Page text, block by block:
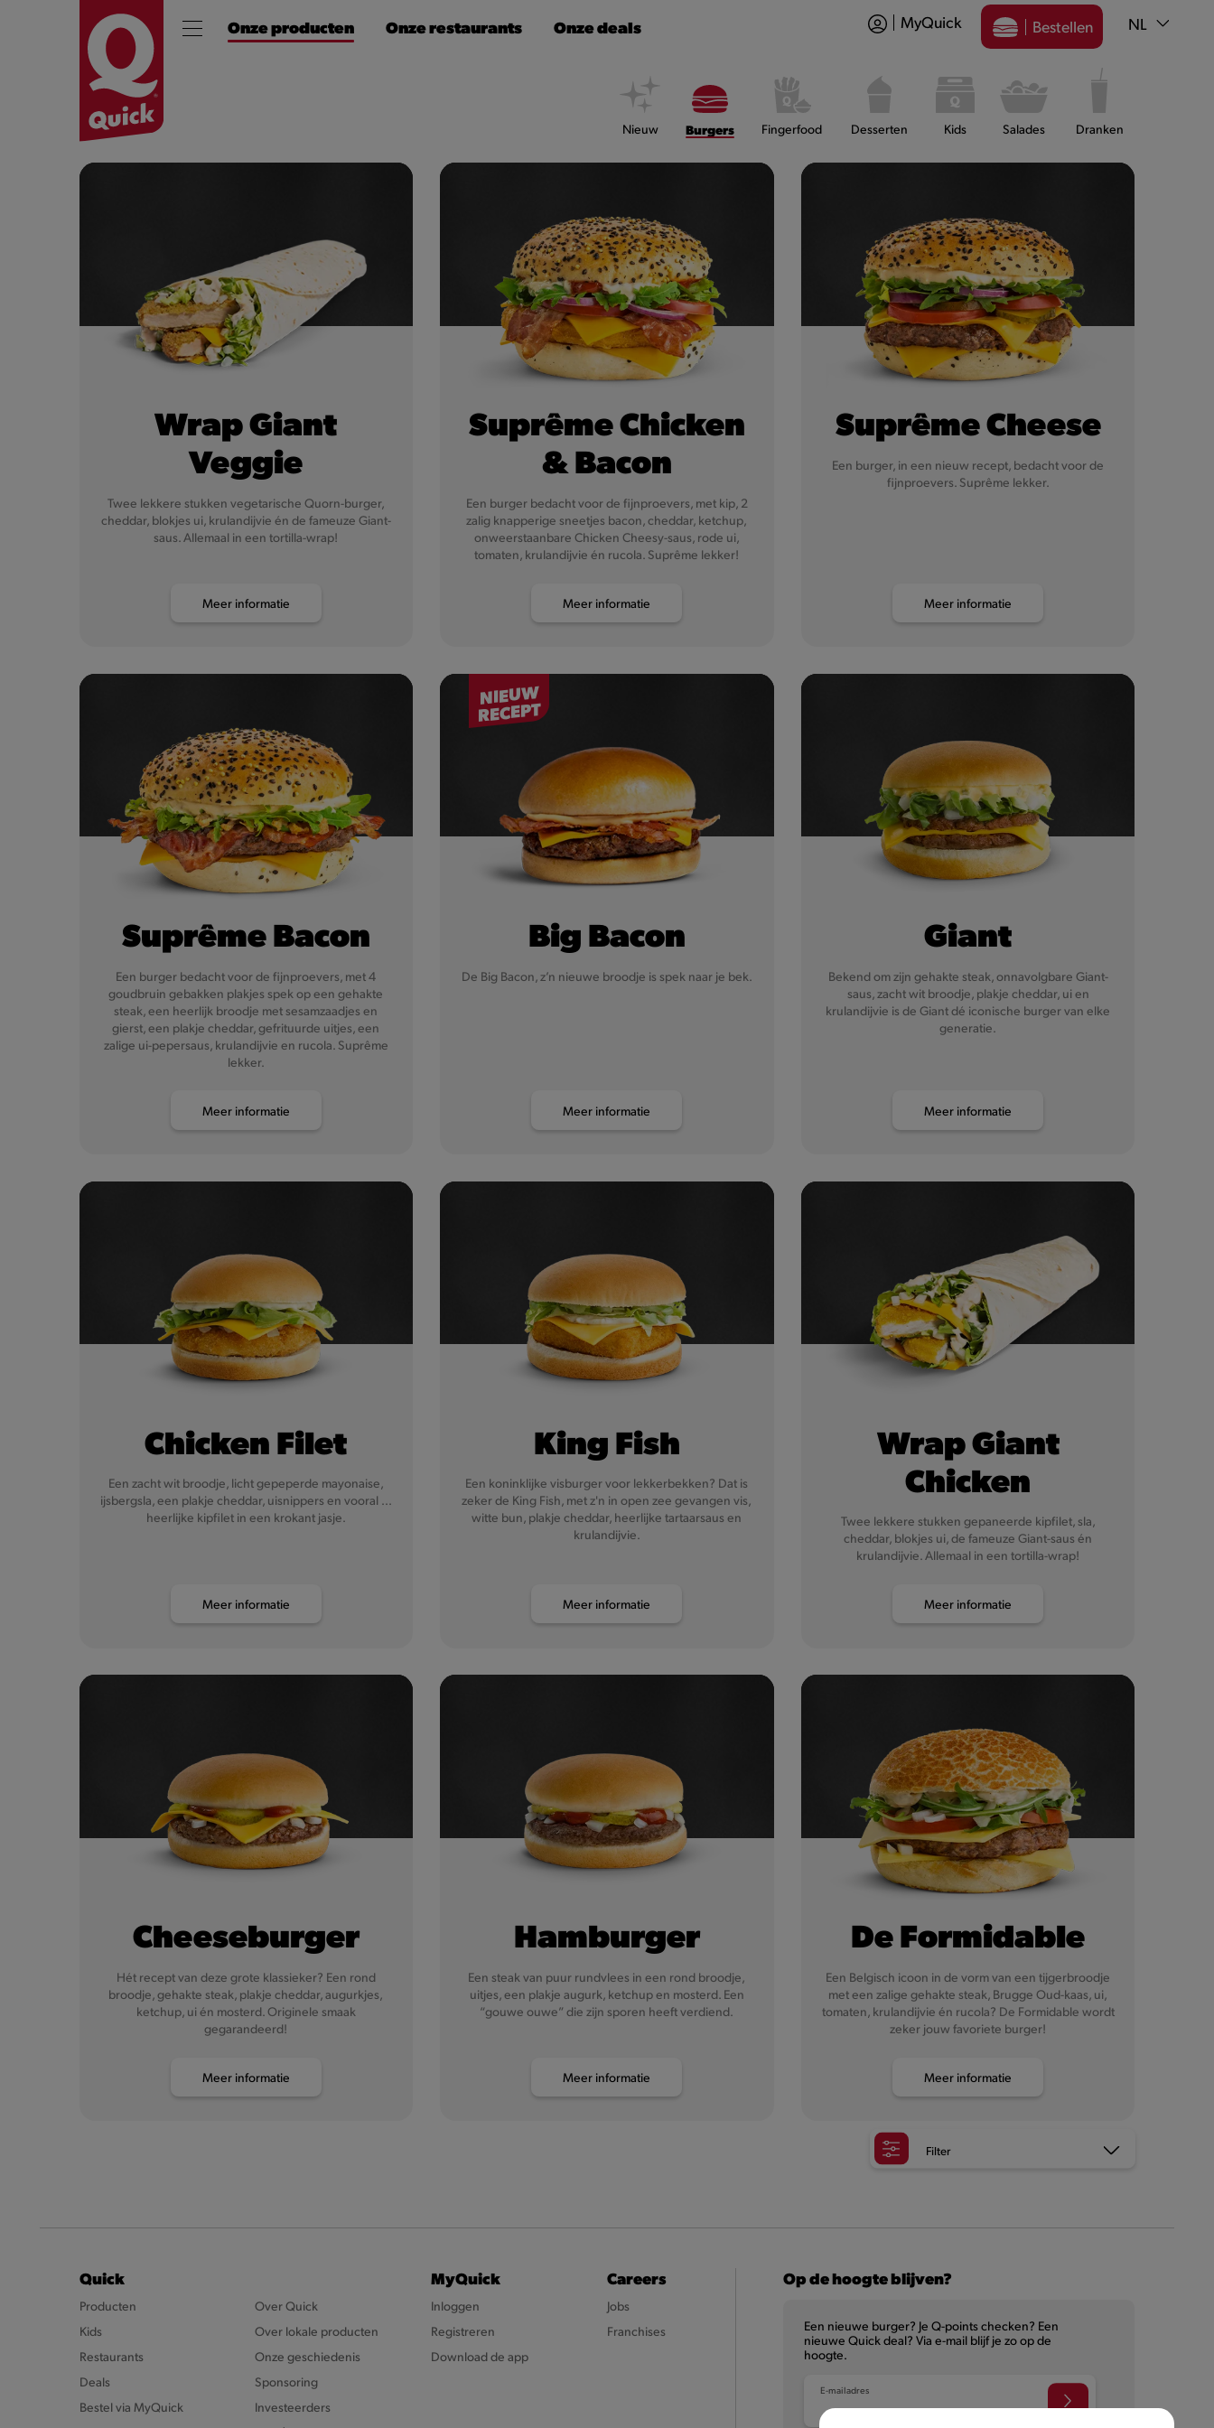
Onze producten Onze restaurants Onze deals MyQuick Bestellen NL
Nieuw Burgers Fingerfood Desserten Kids Salades Dranken
Wrap Giant
Veggie
Twee lekkere stukken vegetarische Quorn-burger,
cheddar, blokjes ui, krulandijvie én de fameuze Giant-
saus. Allemaal in een tortilla-wrap!
Meer informatie
Suprême Chicken
& Bacon
Een burger bedacht voor de fijnproevers, met kip, 2
zalig knapperige sneetjes bacon, cheddar, ketchup,
onweerstaanbare Chicken Cheesy-saus, rode ui,
tomaten, krulandijvie én rucola. Suprême lekker!
Meer informatie
Suprême Cheese
Een burger, in een nieuw recept, bedacht voor de
fijnproevers. Suprême lekker.
Meer informatie
Suprême Bacon
Een burger bedacht voor de fijnproevers, met 4
goudbruin gebakken plakjes spek op een gehakte
steak, een heerlijk broodje met sesamzaadjes en
gierst, een plakje cheddar, gefrituurde uitjes, een
zalige ui-pepersaus, krulandijvie en rucola. Suprême
lekker.
Meer informatie
NIEUW
RECEPT
Big Bacon
De Big Bacon, z’n nieuwe broodje is spek naar je bek.
Meer informatie
Giant
Bekend om zijn gehakte steak, onnavolgbare Giant-
saus, zacht wit broodje, plakje cheddar, ui en
krulandijvie is de Giant dé iconische burger van elke
generatie.
Meer informatie
Chicken Filet
Een zacht wit broodje, licht gepeperde mayonaise,
ijsbergsla, een plakje cheddar, uisnippers en vooral ...
heerlijke kipfilet in een krokant jasje.
Meer informatie
King Fish
Een koninklijke visburger voor lekkerbekken? Dat is
zeker de King Fish, met z'n in open zee gevangen vis,
witte bun, plakje cheddar, heerlijke tartaarsaus en
krulandijvie.
Meer informatie
Wrap Giant
Chicken
Twee lekkere stukken gepaneerde kipfilet, sla,
cheddar, blokjes ui, de fameuze Giant-saus én
krulandijvie. Allemaal in een tortilla-wrap!
Meer informatie
Cheeseburger
Hét recept van deze grote klassieker? Een rond
broodje, gehakte steak, plakje cheddar, augurkjes,
ketchup, ui én mosterd. Originele smaak
gegarandeerd!
Meer informatie
Hamburger
Een steak van puur rundvlees in een rond broodje,
uitjes, een plakje augurk, ketchup en mosterd. Een
“gouwe ouwe” die zijn sporen heeft verdiend.
Meer informatie
De Formidable
Een Belgisch icoon in de vorm van een tijgerbroodje
met een zalige gehakte steak, Brugge Oud-kaas, ui,
tomaten, krulandijvie én rucola? De Formidable wordt
zeker jouw favoriete burger!
Meer informatie
Filter
Quick
Producten
Kids
Restaurants
Deals
Bestel via MyQuick
Over Quick
Over lokale producten
Onze geschiedenis
Sponsoring
Investeerders
MyQuick
Inloggen
Registreren
Download de app
Careers
Jobs
Franchises
Op de hoogte blijven?
Een nieuwe burger? Je Q-points checken? Een
nieuwe Quick deal? Via e-mail blijf je zo op de
hoogte.
E-mailadres